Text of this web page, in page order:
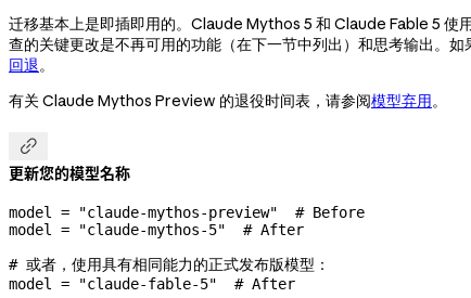
迁移基本上是即插即用的。Claude Mythos 5 和 Claude Fable 5
查的关键更改是不再可用的功能（在下一节中列出）和思考输出。
回退。
有关 Claude Mythos Preview 的退役时间表，请参阅模型弃用。

更新您的模型名称
model = "claude-mythos-preview"
  # Before
model = "claude-mythos-5"
  # After
# 或者，使用具有相同能力的正式发布版模型：
model = "claude-fable-5"
  # After